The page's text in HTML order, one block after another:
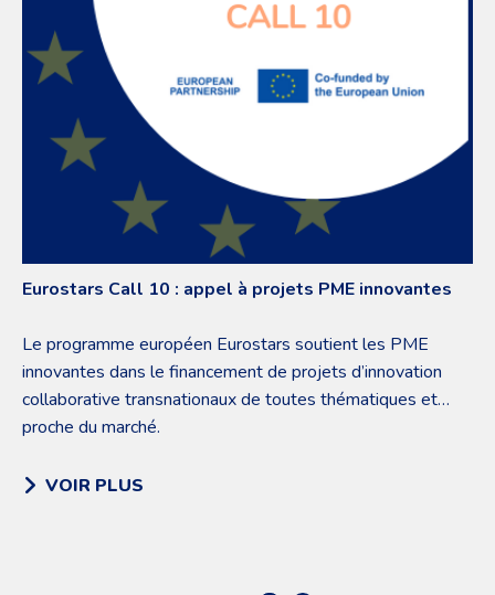
Eurostars Call 10 : appel à projets PME innovantes
Le programme européen Eurostars soutient les PME
innovantes dans le financement de projets d’innovation
collaborative transnationaux de toutes thématiques et
proche du marché.
VOIR PLUS